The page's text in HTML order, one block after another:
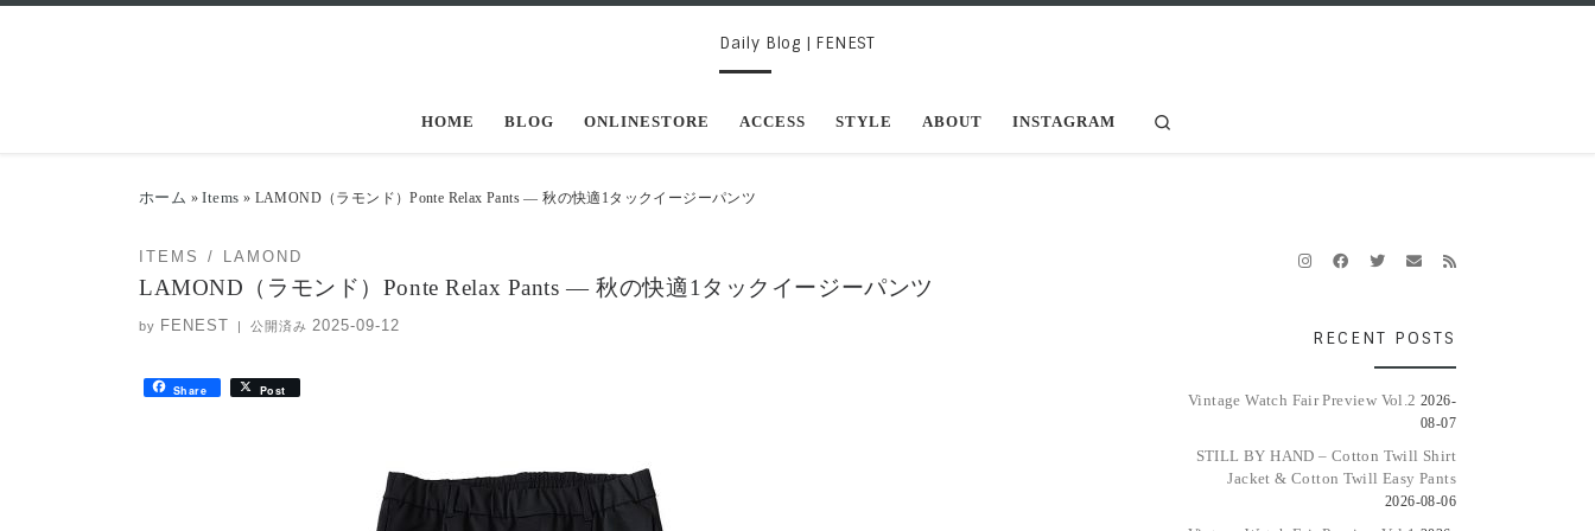
Daily Blog | FENEST
HOME BLOG ONLINESTORE ACCESS STYLE ABOUT INSTAGRAM
ホーム » Items » LAMOND（ラモンド）Ponte Relax Pants ― 秋の快適1タックイージーパンツ
ITEMS LAMOND
LAMOND（ラモンド）Ponte Relax Pants ― 秋の快適1タックイージーパンツ
by FENEST | 公開済み 2025-09-12
Share Post
RECENT POSTS
Vintage Watch Fair Preview Vol.2 2026-
08-07
STILL BY HAND – Cotton Twill Shirt
Jacket & Cotton Twill Easy Pants
2026-08-06